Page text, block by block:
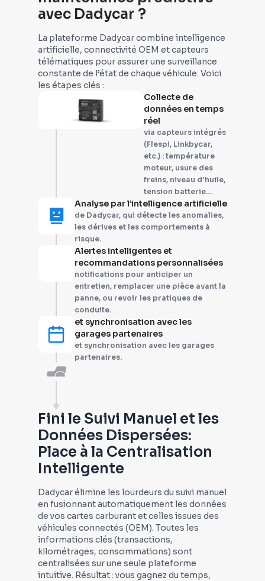
avec Dadycar ?
La plateforme Dadycar combine intelligence
artificielle, connectivité OEM et capteurs
télématiques pour assurer une surveillance
constante de l’état de chaque véhicule. Voici
les étapes clés :
Collecte de
données en temps
réel
via capteurs intégrés
(Flespi, Linkbycar,
etc.) : température
moteur, usure des
freins, niveau d’huile,
tension batterie…
Analyse par l’intelligence artificielle
de Dadycar, qui détecte les anomalies,
les dérives et les comportements à
risque.
Alertes intelligentes et
recommandations personnalisées
notifications pour anticiper un
entretien, remplacer une pièce avant la
panne, ou revoir les pratiques de
conduite.
et synchronisation avec les
garages partenaires
et synchronisation avec les garages
partenaires.
Fini le Suivi Manuel et les
Données Dispersées:
Place à la Centralisation
Intelligente
Dadycar élimine les lourdeurs du suivi manuel
en fusionnant automatiquement les données
de vos cartes carburant et celles issues des
véhicules connectés (OEM). Toutes les
informations clés (transactions,
kilométrages, consommations) sont
centralisées sur une seule plateforme
intuitive. Résultat : vous gagnez du temps,